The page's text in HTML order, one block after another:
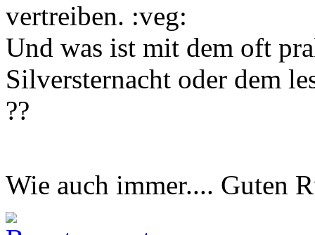
vertreiben.
Und was ist mit dem oft
Silversternacht oder dem
??
Wie auch immer.... Guten